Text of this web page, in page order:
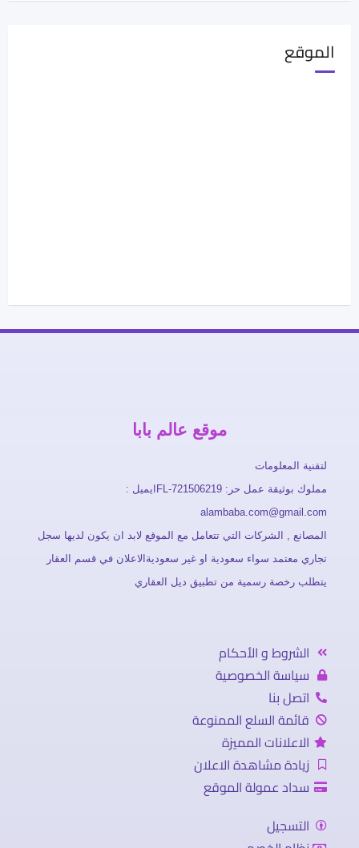
الموقع
موقع عالم بابا
لتقنية المعلومات
مملوك بوثيقة عمل حر: FL-721506219ايميل :
alambaba.com@gmail.com
المصانع , الشركات التي تتعامل مع الموقع لابد ان يكون لديها سجل
تجاري معتمد سواء سعودية او غير سعوديةالاعلان في قسم العقار
يتطلب رخصة رسمية من تطبيق ديل العقاري
الشروط و الأحكام
سياسة الخصوصية
اتصل بنا
قائمة السلع الممنوعة
الاعلانات المميزة
زيادة مشاهدة الاعلان
سداد عمولة الموقع
التسجيل